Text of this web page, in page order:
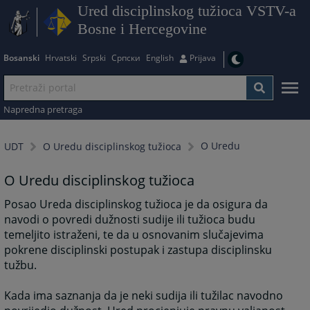
Ured disciplinskog tužioca VSTV-a
Bosne i Hercegovine
Bosanski Hrvatski Srpski Српски English Prijava
Napredna pretraga
UDT O Uredu disciplinskog tužioca O Uredu
O Uredu disciplinskog tužioca
Posao Ureda disciplinskog tužioca je da osigura da
navodi o povredi dužnosti sudije ili tužioca budu
temeljito istraženi, te da u osnovanim slučajevima
pokrene disciplinski postupak i zastupa disciplinsku
tužbu.
Kada ima saznanja da je neki sudija ili tužilac navodno